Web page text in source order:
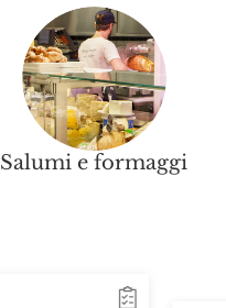
Salumi e formaggi